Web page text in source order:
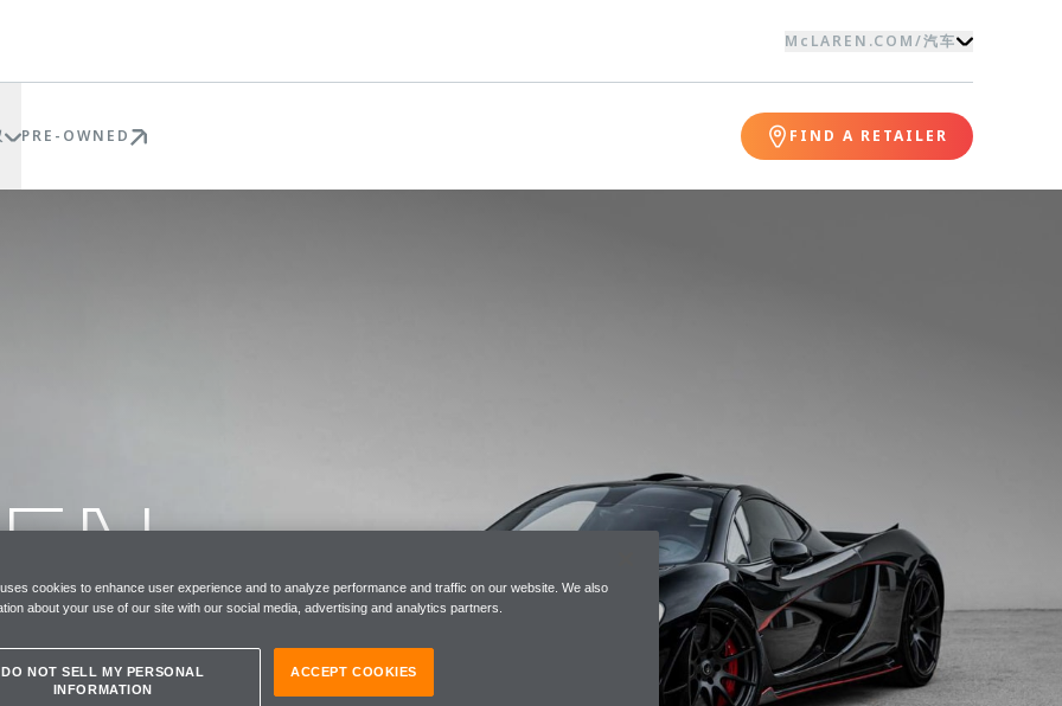
McLAREN.COM/汽车
PRE-OWNED FIND A RETAILER
cookies to enhance user experience and to analyze performance and traffic on our website. We also
about your use of our site with our social media, advertising and analytics partners.
DO NOT SELL MY PERSONAL
INFORMATION
ACCEPT COOKIES